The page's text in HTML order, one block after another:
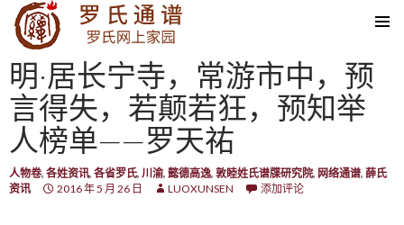
SKIP TO CONTENT
明·居长宁寺，常游市中，预
言得失，若颠若狂，预知举
人榜单——罗天祐
人物卷, 各姓资讯, 各省罗氏, 川渝, 懿德高逸, 敦睦姓氏谱牒研究院, 网络通谱, 薛氏
资讯
2016 年 5 月 26 日 LUOXUNSEN 添加评论